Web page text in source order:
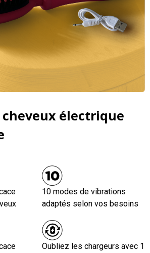
cheveux électrique
10 modes de vibrations
adaptés selon vos besoins
Oubliez les chargeurs avec 1